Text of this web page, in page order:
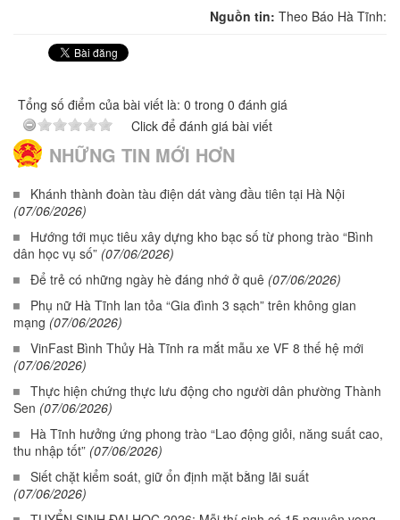
Nguồn tin: Theo Báo Hà Tĩnh:
Tổng số điểm của bài viết là: 0 trong 0 đánh giá
Click để đánh giá bài viết
NHỮNG TIN MỚI HƠN
Khánh thành đoàn tàu điện dát vàng đầu tiên tại Hà Nội
(07/06/2026)
Hướng tới mục tiêu xây dựng kho bạc số từ phong trào “Bình
dân học vụ số” (07/06/2026)
Để trẻ có những ngày hè đáng nhớ ở quê (07/06/2026)
Phụ nữ Hà Tĩnh lan tỏa “Gia đình 3 sạch” trên không gian
mạng (07/06/2026)
VinFast Bình Thủy Hà Tĩnh ra mắt mẫu xe VF 8 thế hệ mới
(07/06/2026)
Thực hiện chứng thực lưu động cho người dân phường Thành
Sen (07/06/2026)
Hà Tĩnh hưởng ứng phong trào “Lao động giỏi, năng suất cao,
thu nhập tốt” (07/06/2026)
Siết chặt kiểm soát, giữ ổn định mặt bằng lãi suất
(07/06/2026)